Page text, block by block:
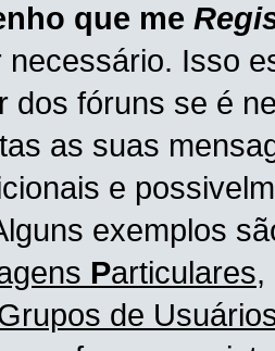
que me
necessário. Isso
dos fóruns se é
as suas
e
exemplos
Particulares,
de